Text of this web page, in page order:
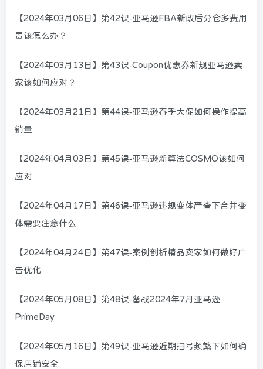
【2024年03月06日】第42课-亚马逊FBA新政后分仓多费用
贵该怎么办？
【2024年03月13日】第43课-Coupon优惠券新规亚马逊卖
家该如何应对？
【2024年03月21日】第44课-亚马逊春季大促如何操作提高
销量
【2024年04月03日】第45课-亚马逊新算法COSMO该如何
应对
【2024年04月17日】第46课-亚马逊违规变体严查下合并变
体需要注意什么
【2024年04月24日】第47课-案例剖析精品卖家如何做好广
告优化
【2024年05月08日】第48课-备战2024年7月亚马逊
PrimeDay
【2024年05月16日】第49课-亚马逊近期扫号频繁下如何确
保店铺安全